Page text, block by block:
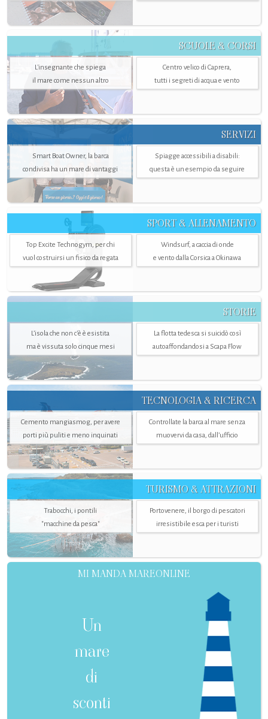
SCUOLE & CORSI
L'insegnante che spiega
il mare come nessun altro
Centro velico di Caprera,
tutti i segreti di acqua e vento
SERVIZI
Smart Boat Owner, la barca
condivisa ha un mare di vantaggi
Spiagge accessibili a disabili:
questa è un esempio da seguire
SPORT & ALLENAMENTO
Top Excite Technogym, per chi
vuol costruirsi un fisico da regata
Windsurf, a caccia di onde
e vento dalla Corsica a Okinawa
STORIE
L’isola che non c'è è esistita
ma è vissuta solo cinque mesi
La flotta tedesca si suicidò così
autoaffondandosi a Scapa Flow
TECNOLOGIA & RICERCA
Cemento mangiasmog, per avere
porti più puliti e meno inquinati
Controllate la barca al mare senza
muovervi da casa, dall’ufficio
TURISMO & ATTRAZIONI
Trabocchi, i pontili
"macchine da pesca"
Portovenere, il borgo di pescatori
irresistibile esca per i turisti
MI MANDA MAREONLINE
Un
mare
di
sconti